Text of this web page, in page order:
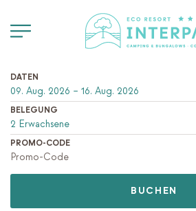
DATEN
BELEGUNG
PROMO-CODE
BUCHEN